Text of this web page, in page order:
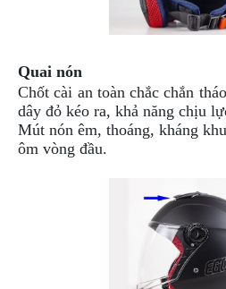
PHỤ
KIỆN
PHƯỢT
ĐỒ
CHƠI
Quai nón
Chốt cài an toàn chắc chắn
dây đỏ kéo ra, khả năng chịu
Mút nón êm, thoáng, kháng
ôm vòng đầu.